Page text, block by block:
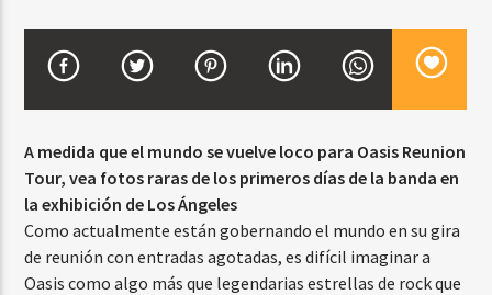
Beone Radio
A medida que el mundo se vuelve loco para Oasis Reunion
Tour, vea fotos raras de los primeros días de la banda en
la exhibición de Los Ángeles
Como actualmente están gobernando el mundo en su gira
de reunión con entradas agotadas, es difícil imaginar a
Oasis como algo más que legendarias estrellas de rock que